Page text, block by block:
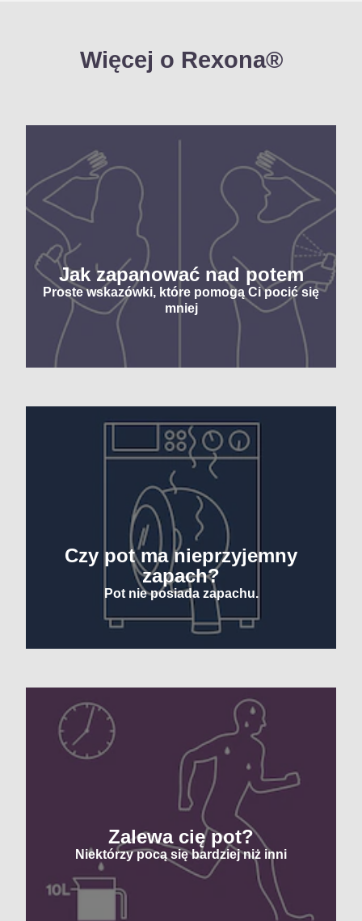
Więcej o Rexona®
Jak zapanować nad potem
Proste wskazówki, które pomogą Ci pocić się
mniej
Czy pot ma nieprzyjemny
zapach?
Pot nie posiada zapachu.
Zalewa cię pot?
Niektórzy pocą się bardziej niż inni